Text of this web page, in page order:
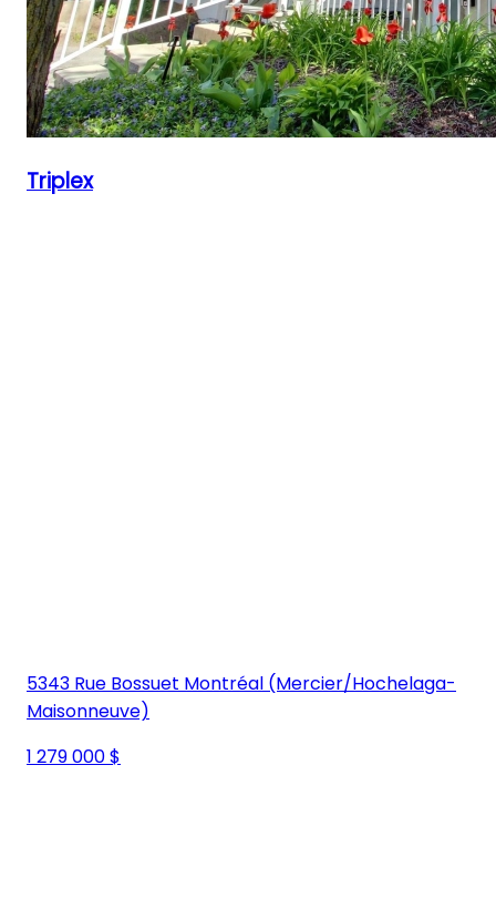
Triplex
5343 Rue Bossuet Montréal (Mercier/Hochelaga-
Maisonneuve)
1 279 000 $